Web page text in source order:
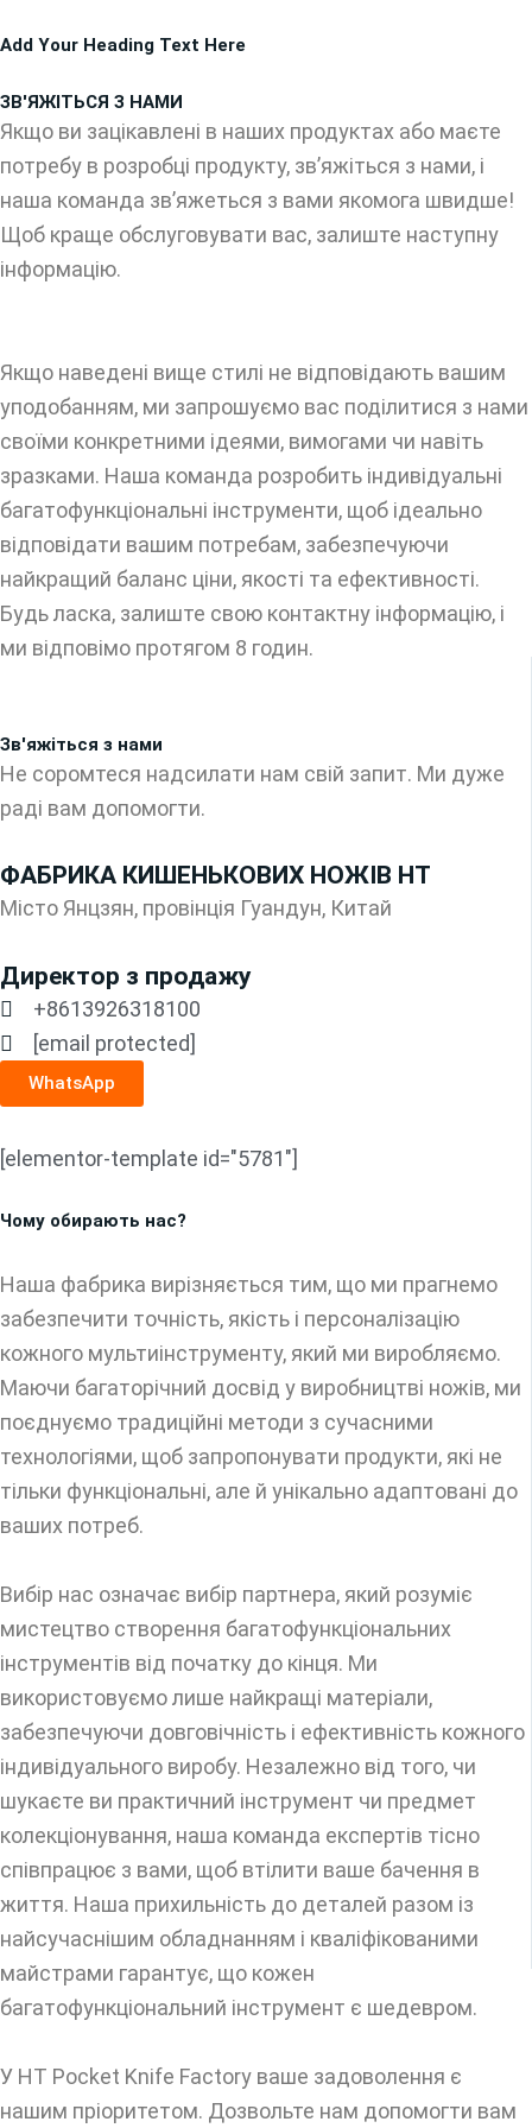
до
Add Your Heading Text Here
ЗВ'ЯЖІТЬСЯ З НАМИ
Якщо ви зацікавлені в наших продуктах або маєте
потребу в розробці продукту, зв’яжіться з нами, і
наша команда зв’яжеться з вами якомога швидше!
Щоб краще обслуговувати вас, залиште наступну
інформацію.
Якщо наведені вище стилі не відповідають вашим
уподобанням, ми запрошуємо вас поділитися з нами
своїми конкретними ідеями, вимогами чи навіть
зразками. Наша команда розробить індивідуальні
багатофункціональні інструменти, щоб ідеально
відповідати вашим потребам, забезпечуючи
найкращий баланс ціни, якості та ефективності.
Будь ласка, залиште свою контактну інформацію, і
ми відповімо протягом 8 годин.
Зв'яжіться з нами
Не соромтеся надсилати нам свій запит. Ми дуже
раді вам допомогти.
ФАБРИКА КИШЕНЬКОВИХ НОЖІВ HT
Місто Янцзян, провінція Гуандун, Китай
Директор з продажу
+8613926318100
[email protected]
WhatsApp
[elementor-template id="5781"]
Чому обирають нас?
Наша фабрика вирізняється тим, що ми прагнемо
забезпечити точність, якість і персоналізацію
кожного мультиінструменту, який ми виробляємо.
Маючи багаторічний досвід у виробництві ножів, ми
поєднуємо традиційні методи з сучасними
технологіями, щоб запропонувати продукти, які не
тільки функціональні, але й унікально адаптовані до
ваших потреб.
Вибір нас означає вибір партнера, який розуміє
мистецтво створення багатофункціональних
інструментів від початку до кінця. Ми
використовуємо лише найкращі матеріали,
забезпечуючи довговічність і ефективність кожного
індивідуального виробу. Незалежно від того, чи
шукаєте ви практичний інструмент чи предмет
колекціонування, наша команда експертів тісно
співпрацює з вами, щоб втілити ваше бачення в
життя. Наша прихильність до деталей разом із
найсучаснішим обладнанням і кваліфікованими
майстрами гарантує, що кожен
багатофункціональний інструмент є шедевром.
У HT Pocket Knife Factory ваше задоволення є
нашим пріоритетом. Дозвольте нам допомогти вам